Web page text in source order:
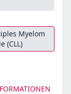
Myelom
(CLL)